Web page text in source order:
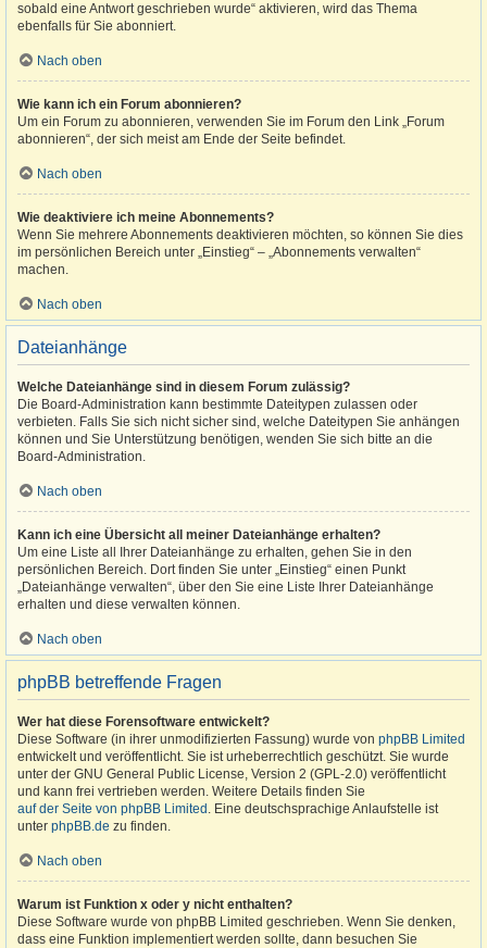
sobald eine Antwort geschrieben wurde“ aktivieren, wird das Thema
ebenfalls für Sie abonniert.
Nach oben
Wie kann ich ein Forum abonnieren?
Um ein Forum zu abonnieren, verwenden Sie im Forum den Link „Forum
abonnieren“, der sich meist am Ende der Seite befindet.
Nach oben
Wie deaktiviere ich meine Abonnements?
Wenn Sie mehrere Abonnements deaktivieren möchten, so können Sie dies
im persönlichen Bereich unter „Einstieg“ – „Abonnements verwalten“
machen.
Nach oben
Dateianhänge
Welche Dateianhänge sind in diesem Forum zulässig?
Die Board-Administration kann bestimmte Dateitypen zulassen oder
verbieten. Falls Sie sich nicht sicher sind, welche Dateitypen Sie anhängen
können und Sie Unterstützung benötigen, wenden Sie sich bitte an die
Board-Administration.
Nach oben
Kann ich eine Übersicht all meiner Dateianhänge erhalten?
Um eine Liste all Ihrer Dateianhänge zu erhalten, gehen Sie in den
persönlichen Bereich. Dort finden Sie unter „Einstieg“ einen Punkt
„Dateianhänge verwalten“, über den Sie eine Liste Ihrer Dateianhänge
erhalten und diese verwalten können.
Nach oben
phpBB betreffende Fragen
Wer hat diese Forensoftware entwickelt?
Diese Software (in ihrer unmodifizierten Fassung) wurde von phpBB Limited
entwickelt und veröffentlicht. Sie ist urheberrechtlich geschützt. Sie wurde
unter der GNU General Public License, Version 2 (GPL-2.0) veröffentlicht
und kann frei vertrieben werden. Weitere Details finden Sie
auf der Seite von phpBB Limited . Eine deutschsprachige Anlaufstelle ist
unter phpBB.de zu finden.
Nach oben
Warum ist Funktion x oder y nicht enthalten?
Diese Software wurde von phpBB Limited geschrieben. Wenn Sie denken,
dass eine Funktion implementiert werden sollte, dann besuchen Sie